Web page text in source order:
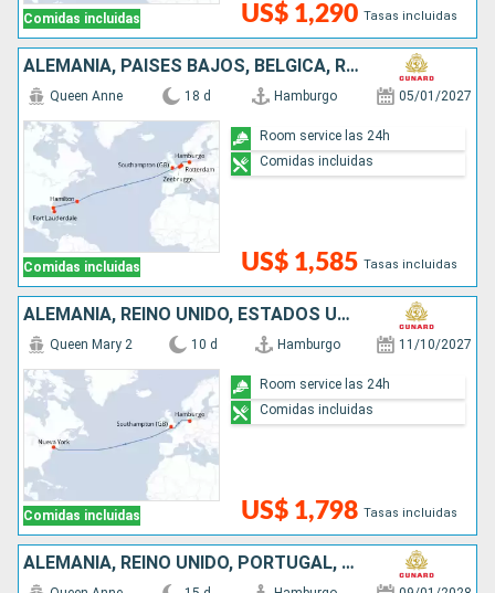
Comidas incluidas US$ 1,290 Tasas incluidas
ALEMANIA, PAISES BAJOS, BÉLGICA, REINO UNIDO, ESTADOS UNIDOS
Comidas incluidas
Queen Anne 18 d Hamburgo 05/01/2027
US$ 1,585 Tasas incluidas
Room service las 24h
Comidas incluidas
ALEMANIA, REINO UNIDO, ESTADOS UNIDOS
Comidas incluidas
Queen Mary 2 10 d Hamburgo 11/10/2027
US$ 1,798 Tasas incluidas
Room service las 24h
Comidas incluidas
ALEMANIA, REINO UNIDO, PORTUGAL, ESTADOS UNIDOS